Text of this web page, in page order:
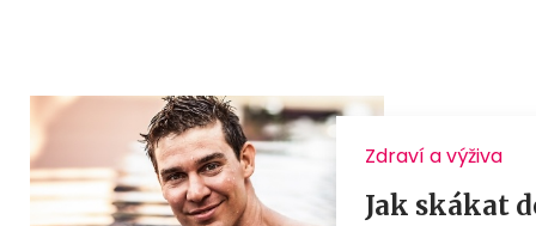
Zdraví a výživa
Jak skákat